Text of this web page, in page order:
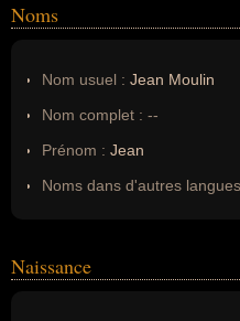
Noms
Nom usuel : Jean Moulin
Nom complet : --
Prénom : Jean
Noms dans d'autres
Nom de famille :Moulin
Naissance